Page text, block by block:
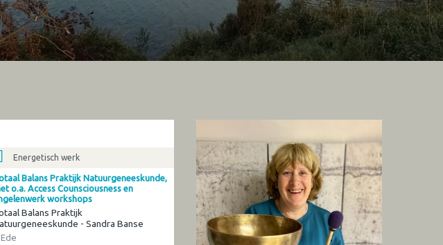
Energetisch werk
Balans Praktijk Natuurgeneeskunde,
o.a. Access Counsciousness en
workshops
Balans Praktijk
- Sandra Banse
Ede